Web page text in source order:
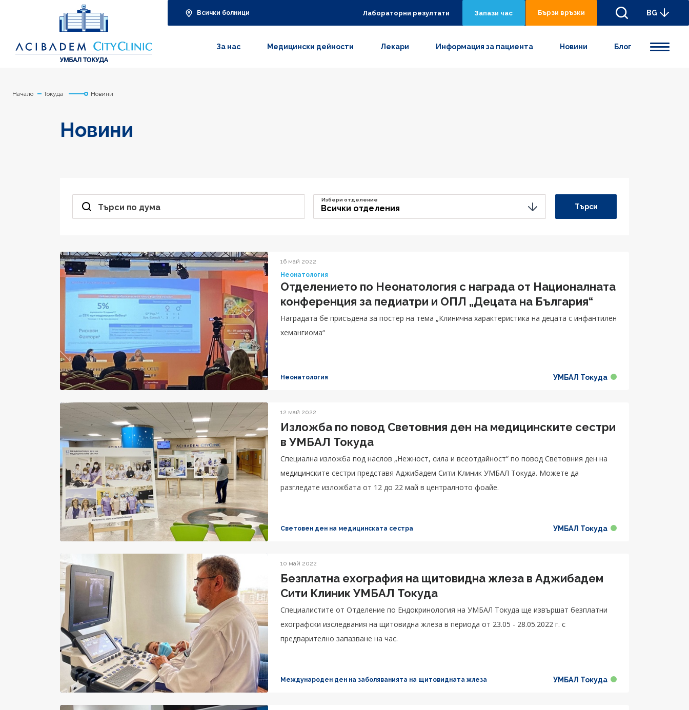
Всички болници Лабораторни резултати Запази час Бързи връзки BG
За нас Медицински дейности Лекари Информация за пациента Новини Блог
Начало Токуда Новини
Новини
Търси по дума Всички отделения
Избери отделение
Търси
16 май 2022
Неонатология
Отделението по Неонатология с награда от Националната
конференция за педиатри и ОПЛ „Децата на България“
Наградата бе присъдена за постер на тема „Клинична характеристика на децата с инфантилен
хемангиома“
Неонатология УМБАЛ Токуда
12 май 2022
Изложба по повод Световния ден на медицинските сестри
в УМБАЛ Токуда
Специална изложба под наслов „Нежност, сила и всеотдайност“ по повод Световния ден на
медицинските сестри представя Аджибадем Сити Клиник УМБАЛ Токуда. Можете да
разгледате изложбата от 12 до 22 май в централното фоайе.
Световен ден на медицинската сестра УМБАЛ Токуда
10 май 2022
Безплатна ехография на щитовидна жлеза в Аджибадем
Сити Клиник УМБАЛ Токуда
Специалистите от Oтделение по Ендокринология на УМБАЛ Токуда ще извършат безплатни
ехографски изследвания на щитовидна жлеза в периода от 23.05 - 28.05.2022 г. с
предварително запазване на час.
Международен ден на заболяванията на щитовидната жлеза УМБАЛ Токуда